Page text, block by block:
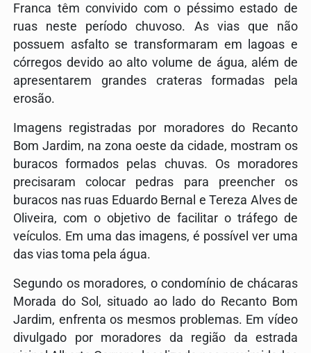
Franca têm convivido com o péssimo estado de
ruas neste período chuvoso. As vias que não
possuem asfalto se transformaram em lagoas e
córregos devido ao alto volume de água, além de
apresentarem grandes crateras formadas pela
erosão.
Imagens registradas por moradores do Recanto
Bom Jardim, na zona oeste da cidade, mostram os
buracos formados pelas chuvas. Os moradores
precisaram colocar pedras para preencher os
buracos nas ruas Eduardo Bernal e Tereza Alves de
Oliveira, com o objetivo de facilitar o tráfego de
veículos. Em uma das imagens, é possível ver uma
das vias toma pela água.
Segundo os moradores, o condomínio de chácaras
Morada do Sol, situado ao lado do Recanto Bom
Jardim, enfrenta os mesmos problemas. Em vídeo
divulgado por moradores da região da estrada